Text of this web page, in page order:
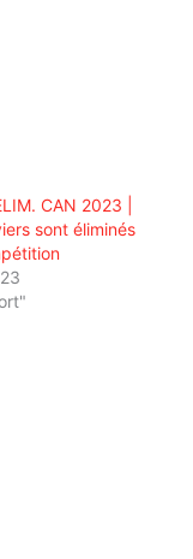
CAN 2023 |
sont éliminés